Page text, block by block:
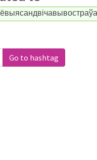
Go to hashtag